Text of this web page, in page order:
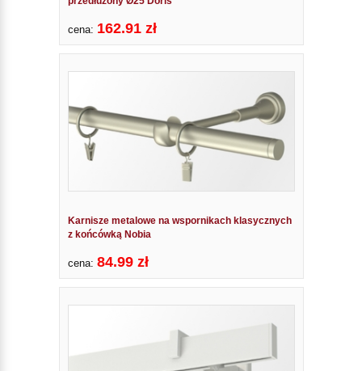
cena: 162.91 zł
Karnisze metalowe na wspornikach klasycznych
z końcówką Nobia
cena: 84.99 zł